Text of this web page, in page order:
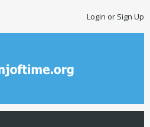
Login or Sign Up